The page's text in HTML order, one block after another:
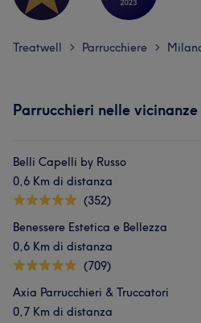
Treatwell > Parrucchiere >
Parrucchieri nelle vicinanze
Belli Capelli by Russo
0,6 Km di distanza
(352)
Benessere Estetica e Bellezza
0,6 Km di distanza
(709)
Axia Parrucchieri & Truccatori
0,7 Km di distanza